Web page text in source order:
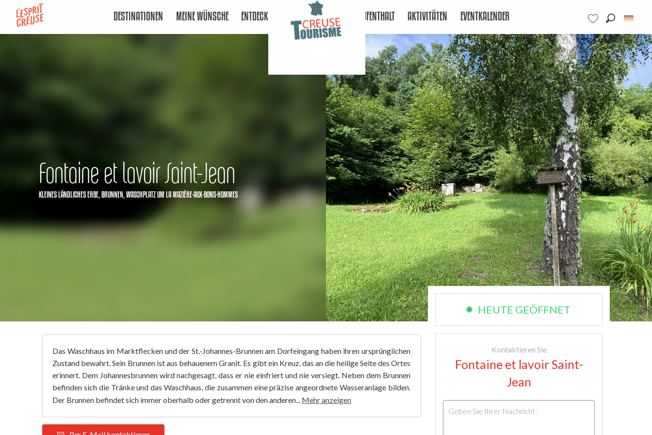
contenu
Voir les favoris
DESTINATIONEN MEINE WÜNSCHE ENTDECKEN AUFENTHALT AKTIVITÄTEN EVENTKALENDER
Fontaine et lavoir Saint-Jean
KLEINES LÄNDLICHES ERBE, BRUNNEN, WASCHPLATZUM LA MAZIÈRE-AUX-BONS-HOMMES
Das Waschhaus im Marktflecken und der St.-Johannes-Brunnen am Dorfeingang haben ihren ursprünglichen
Zustand bewahrt. Sein Brunnen ist aus behauenem Granit. Es gibt ein Kreuz, das an die heilige Seite des Ortes
erinnert. Dem Johannesbrunnen wird nachgesagt, dass er nie einfriert und nie versiegt. Neben dem Brunnen
befinden sich die Tränke und das Waschhaus, die zusammen eine präzise angeordnete Wasseranlage bilden.
Der Brunnen befindet sich immer oberhalb oder getrennt von den anderen... Mehr anzeigen
HEUTE GEÖFFNET
Kontaktieren Sie
Fontaine et lavoir Saint-
Jean